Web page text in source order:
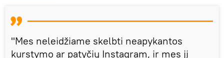
"Mes neleidžiame skelbti neapykantos
kurstymo ar patyčių Instagram, ir mes jį